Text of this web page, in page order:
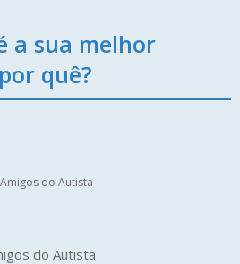
a sua melhor
quê?
do Autista